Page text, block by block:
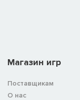
Магазин игр
Поставщикам
О нас